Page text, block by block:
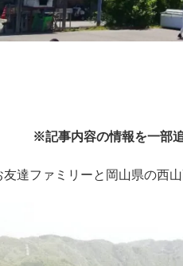
※記事内容の情報を一部
達ファミリーと岡山県の西